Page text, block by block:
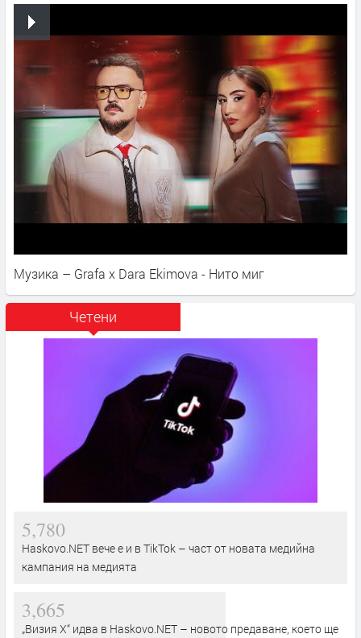
Музика – Grafa x Dara Ekimova - Нито миг
Четени
5,780
Haskovo.NET вече е и в TikTok – част от новата медийна
кампания на медията
3,665
„Визия Х“ идва в Haskovo.NET – новото предаване, което ще